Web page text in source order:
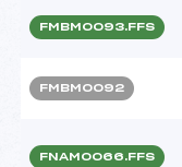
FMBM0093.FFS
FMBM0092
FNAM0066.FFS